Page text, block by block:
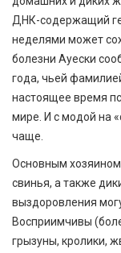
ДНК-содержащий
неделями может
болезни Ауески
года, чьей
настоящее время
мире. И с модой на
чаще.
Основным
свинья, а также
выздоровления
Восприимчивы
грызуны, кролики,